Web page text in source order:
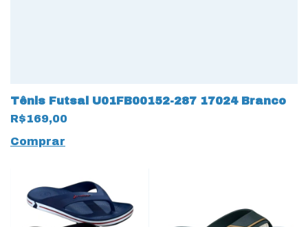
Tênis Futsal U01FB00152-287 17024 Branco
R$169,00
Comprar